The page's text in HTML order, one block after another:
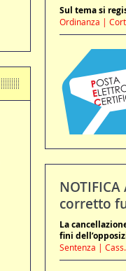
Sul tema si
Ordinanza |
corretto
La
fini
Sentenza |